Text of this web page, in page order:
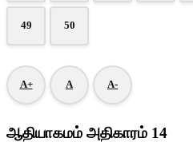
49 50
A+ A A-
ஆதியாகமம் அதிகாரம் 14